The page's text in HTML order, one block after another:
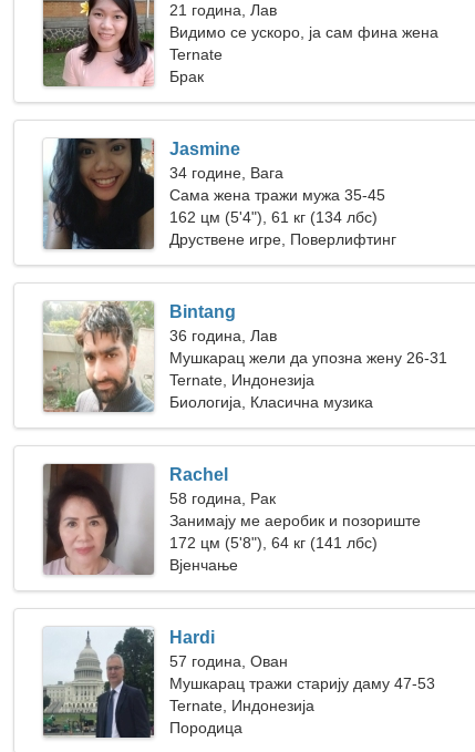
21 година, Лав
Видимо се ускоро, ја сам фина жена
Ternate
Брак
Jasmine
34 године, Вага
Сама жена тражи мужа 35-45
162 цм (5'4"), 61 кг (134 лбс)
Друствене игре, Поверлифтинг
Bintang
36 година, Лав
Мушкарац жели да упозна жену 26-31
Ternate, Индонезија
Биологија, Класична музика
Rachel
58 година, Рак
Занимају ме аеробик и позориште
172 цм (5'8"), 64 кг (141 лбс)
Вјенчање
Hardi
57 година, Ован
Мушкарац тражи старију даму 47-53
Ternate, Индонезија
Породица